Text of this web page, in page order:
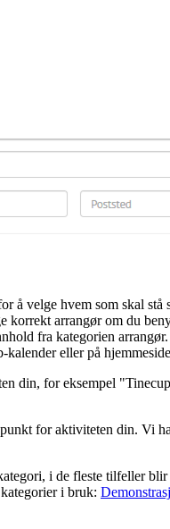
å velge hvem som skal
korrekt arrangør om du
fra kategorien
eller på
din, for eksempel
for aktiviteten din. Vi
i de fleste tilfeller
i bruk: